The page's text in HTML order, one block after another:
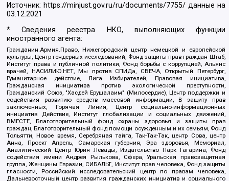
Источник: https://minjust.gov.ru/ru/documents/7755/ данные на
03.12.2021
* Сведения реестра НКО, выполняющих функции
иностранного агента:
Гражданин.Армия.Право, Нижегородский центр немецкой и европейской
культуры, Центр гендерных исследований, Фонд защиты прав граждан Штаб,
Институт права и публичной политики, Фонд борьбы с коррупцией, Альянс
врачей, НАСИЛИЮ.НЕТ, Мы против СПИДа, СВЕЧА, Открытый Петербург,
Гуманитарное действие, Лига Избирателей, Правовая инициатива,
Гражданская инициатива против экологической преступности,
Гражданский Союз, "Хасдей Ерушалаим" (Милосердие), Центр поддержки и
содействия развитию средств массовой информации, В защиту прав
заключенных, Горячая Линия, Центр социально-информационных
инициатив Действие, Институт глобализации и социальных движений,
ВМЕСТЕ, Благотворительный фонд охраны здоровья и защиты прав
граждан, Благотворительный фонд помощи осужденным и их семьям, Фонд
Тольятти, Новое время, Серебряная тайга, Так-Так-Так, центр Сова, центр
Анна, Проект Апрель, Самарская губерния, Эра здоровья, Мемориал,
Аналитический Центр Юрия Левады, Издательство Парк Гагарина, Фонд
содействия имени Андрея Рылькова, Сфера, Уральская правозащитная
группа, Женщины Евразии, СИБАЛЬТ, Институт прав человека, Фонд защиты
гласности, Российский исследовательский центр по правам человека,
Дальневосточный центр развития гражданских инициатив и социального